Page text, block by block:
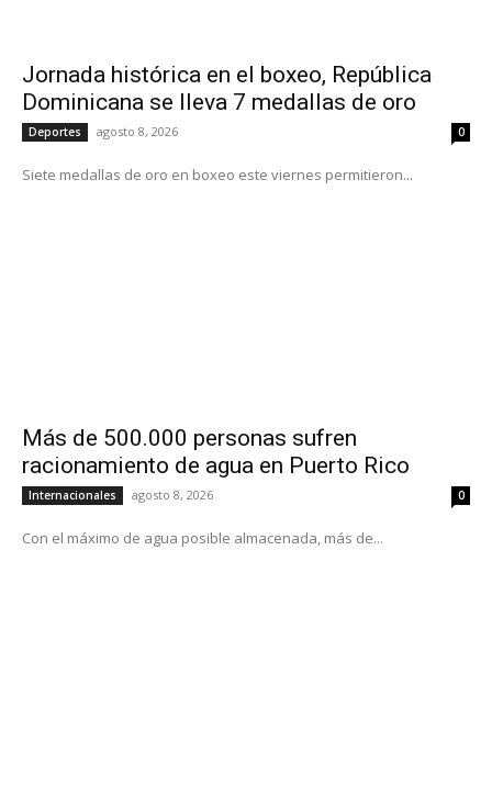
Jornada histórica en el boxeo, República
Dominicana se lleva 7 medallas de oro
Deportes agosto 8, 2026 0
Siete medallas de oro en boxeo este viernes permitieron...
Más de 500.000 personas sufren
racionamiento de agua en Puerto Rico
Internacionales agosto 8, 2026 0
Con el máximo de agua posible almacenada, más de...